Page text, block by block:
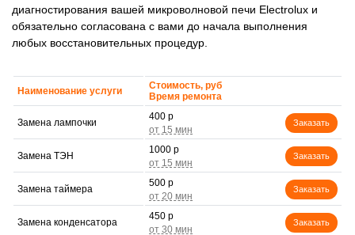
диагностирования вашей микроволновой печи Electrolux и
обязательно согласована с вами до начала выполнения
любых восстановительных процедур.
Наименование услуги
Стоимость, руб
Время ремонта
Замена лампочки
400 р
Заказать
Замена ТЭН
1000 р
Заказать
Замена таймера
500 р
Заказать
Замена конденсатора
450 р
Заказать